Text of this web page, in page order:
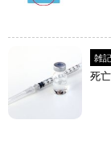
雑記
死